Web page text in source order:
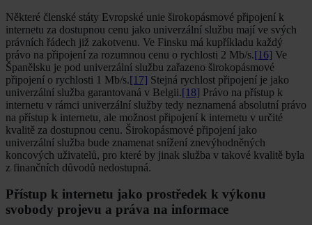
Některé členské státy Evropské unie širokopásmové připojení k
internetu za dostupnou cenu jako univerzální službu mají ve svých
právních řádech již zakotvenu. Ve Finsku má kupříkladu každý
právo na připojení za rozumnou cenu o rychlosti 2 Mb/s.[16] Ve
Španělsku je pod univerzální službu zařazeno širokopásmové
připojení o rychlosti 1 Mb/s.[17] Stejná rychlost připojení je jako
univerzální služba garantovaná v Belgii.[18] Právo na přístup k
internetu v rámci univerzální služby tedy neznamená absolutní právo
na přístup k internetu, ale možnost připojení k internetu v určité
kvalitě za dostupnou cenu. Širokopásmové připojení jako
univerzální služba bude znamenat snížení znevýhodněných
koncových uživatelů, pro které by jinak služba v takové kvalitě byla
z finančních důvodů nedostupná.
Přístup k internetu jako prostředek k výkonu
svobody projevu a práva na informace